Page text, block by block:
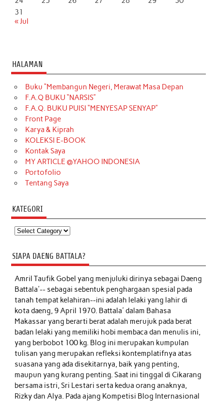
31
« Jul
HALAMAN
Buku “Membangun Negeri, Merawat Masa Depan
F.A.Q BUKU “NARSIS”
F.A.Q. BUKU PUISI “MENYESAP SENYAP”
Front Page
Karya & Kiprah
KOLEKSI E-BOOK
Kontak Saya
MY ARTICLE @YAHOO INDONESIA
Portofolio
Tentang Saya
KATEGORI
Kategori
SIAPA DAENG BATTALA?
Amril Taufik Gobelyang menjuluki dirinya sebagai Daeng
Battala'-- sebagai sebentuk penghargaan spesial pada
tanah tempat kelahiran--ini adalah lelaki yang lahir di
kota daeng, 9 April 1970. Battala' dalam Bahasa
Makassar yang berarti berat adalah merujuk pada berat
badan lelaki yang memiliki hobi membaca dan menulis ini,
yang berbobot 100 kg. Blog ini merupakan kumpulan
tulisan yang merupakan refleksi kontemplatifnya atas
suasana yang ada disekitarnya, baik yang penting,
maupun yang kurang penting. Saat ini tinggal di Cikarang
bersama istri, Sri Lestari serta kedua orang anaknya,
Rizky dan Alya. Pada ajang Kompetisi Blog Internasional